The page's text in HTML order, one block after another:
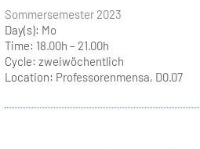
Sommersemester 2023
Day(s): Mo
Time: 18.00h – 21.00h
Cycle: zweiwöchentlich
Location: Professorenmensa, D0.07